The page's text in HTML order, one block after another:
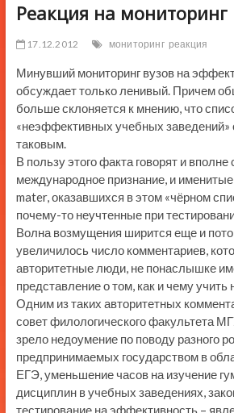
Реакция на мониторинг
17.12.2012 мониторинг реакция
Минувший мониторинг вузов на
обсуждает только ленивый. Причем
больше склоняется к мнению, что
«неэффективных учебных заведений»
таковым.
В пользу этого факта говорят и
международное признание, и
mater, оказавшихся в этом «чёрном
почему-то неучтенные при
Волна возмущения ширится еще и
увеличилось число комментариев,
авторитетные люди, не понаслышке
представление о том, как и чему учить
Одним из таких авторитетных
совет филологического факультета
зрело недоумение по поводу разного
предпринимаемых государством в
ЕГЭ, уменьшение часов на изучение
дисциплин в учебных заведениях,
тестирование на эффективность –